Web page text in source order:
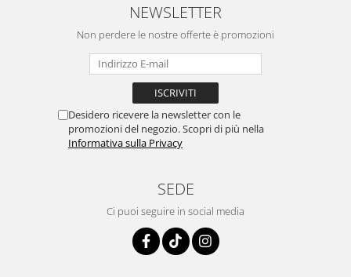
NEWSLETTER
Non perdere le nostre offerte è promozioni
Desidero ricevere la newsletter con le
promozioni del negozio. Scopri di più nella
Informativa sulla Privacy
SEDE
Ci puoi seguire in social media